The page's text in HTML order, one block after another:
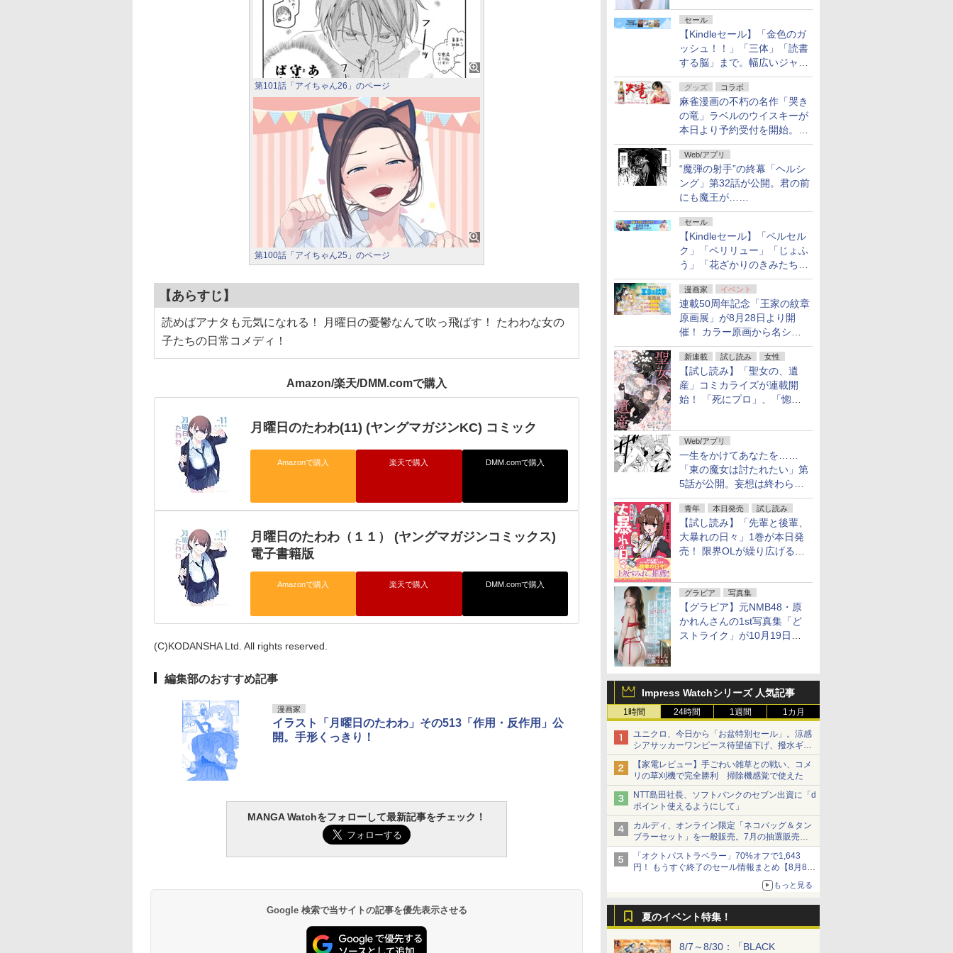
セール
【Kindleセール】「金色のガ
ッシュ！！」「三体」「読書
する脳」まで。幅広いジャン
ルの電子書籍が最大65％オ
フ！「Kindle本サマーセー
ル」第2弾が開催中！
グッズ コラボ
麻雀漫画の不朽の名作「哭き
の竜」ラベルのウイスキーが
本日より予約受付を開始。8
月16日まで
Web/アプリ
“魔弾の射手”の終幕「ヘルシ
ング」第32話が公開。君の前
にも魔王が……
セール
【Kindleセール】「ベルセル
ク」「ペリリュー」「じょふ
う」「花ざかりのきみたち
へ」などが最大50％オフ！
「白泉社 夏の大割引セー
ル」が開催中！
漫画家 イベント
連載50周年記念「王家の紋章
原画展」が8月28日より開
催！ カラー原画から名シー
ンの原稿まで
新連載 試し読み 女性
【試し読み】「聖女の、遺
産」コミカライズが連載開
始！ 「死にプロ」、「惚れ
Web/アプリ
一生をかけてあなたを……
「東の魔女は討たれたい」第
5話が公開。妄想は終わらな
い
青年 本日発売 試し読み
【試し読み】「先輩と後輩、
大暴れの日々」1巻が本日発
売！ 限界OLが繰り広げる禁
グラビア 写真集
【グラビア】元NMB48・原
かれんさんの1st写真集「ど
ストライク」が10月19日発
Impress Watchシリーズ 人気記事
1時間 24時間 1週間 1カ月
ユニクロ、今日から「お盆特別セール」。涼感
シアサッカーワンピース待望値下げ、撥水ギア
ショーツは1990円に
【家電レビュー】手ごわい雑草との戦い、コメ
リの草刈機で完全勝利 掃除機感覚で使えた
NTT島田社長、ソフトバンクのセブン出資に「d
ポイント使えるようにして」
カルディ、オンライン限定「ネコバッグ＆タン
ブラーセット」を一般販売。7月の抽選販売の
当選無効分
「オクトパストラベラー」70%オフで1,643
円！ もうすぐ終了のセール情報まとめ【8月8日
ニンテンドーeショップでは「大神 絶景版」が
もっと見る
夏のイベント特集！
8/7～8/30：「BLACK
第101話「アイちゃん26」のページ
第100話「アイちゃん25」のページ
【あらすじ】
読めばアナタも元気になれる！ 月曜日の憂鬱なんて吹っ飛ばす！ たわわな女の
子たちの日常コメディ！
Amazon/楽天/DMM.comで購入
月曜日のたわわ(11) (ヤングマガジンKC) コミック
Amazonで購入 楽天で購入 DMM.comで購入
月曜日のたわわ（１１） (ヤングマガジンコミックス)
電子書籍版
Amazonで購入 楽天で購入 DMM.comで購入
(C)KODANSHA Ltd. All rights reserved.
編集部のおすすめ記事
漫画家
イラスト「月曜日のたわわ」その513「作用・反作用」公
開。手形くっきり！
MANGA Watchをフォローして最新記事をチェック！
Google 検索で当サイトの記事を優先表示させる